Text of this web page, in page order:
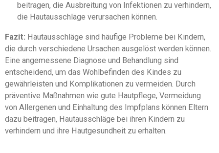
beitragen, die Ausbreitung von Infektionen zu verhindern,
die Hautausschläge verursachen können.
Fazit: Hautausschläge sind häufige Probleme bei Kindern,
die durch verschiedene Ursachen ausgelöst werden können.
Eine angemessene Diagnose und Behandlung sind
entscheidend, um das Wohlbefinden des Kindes zu
gewährleisten und Komplikationen zu vermeiden. Durch
präventive Maßnahmen wie gute Hautpflege, Vermeidung
von Allergenen und Einhaltung des Impfplans können Eltern
dazu beitragen, Hautausschläge bei ihren Kindern zu
verhindern und ihre Hautgesundheit zu erhalten.